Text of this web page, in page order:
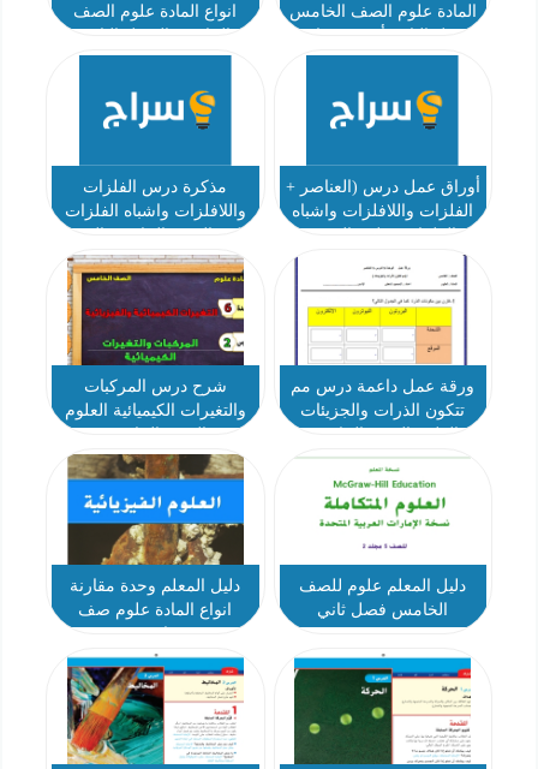
المادة علوم الصف الخامس
انواع المادة علوم الصف
أوراق عمل درس (العناصر +
الفلزات واللافلزات واشباه
مذكرة درس الفلزات
واللافلزات واشباه الفلزات
الثاني
ورقة عمل داعمة درس مم
تتكون الذرات والجزيئات
شرح درس المركبات
والتغيرات الكيميائية العلوم
دليل المعلم علوم للصف
الخامس فصل ثاني
دليل المعلم وحدة مقارنة
انواع المادة علوم صف